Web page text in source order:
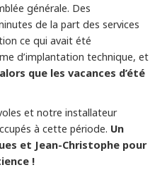
générale. Des
de la part des services
ce qui avait été
d’implantation technique, et
que les vacances d’été
et notre installateur
à cette période. Un
et Jean-Christophe pour
!